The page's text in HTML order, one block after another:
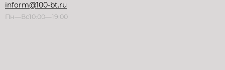
inform@100-bt.ru
Пн—Вс10:00—19:00